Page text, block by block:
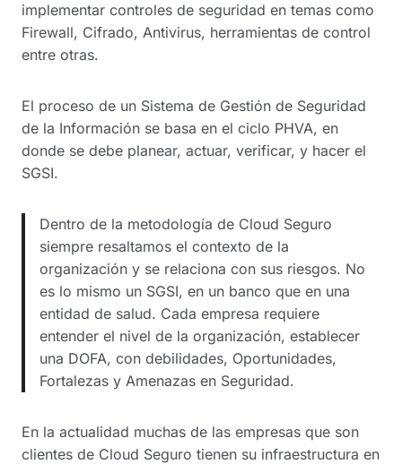
implementar controles de seguridad en temas como
Firewall, Cifrado, Antivirus, herramientas de control
entre otras.
El proceso de un Sistema de Gestión de Seguridad
de la Información se basa en el ciclo PHVA, en
donde se debe planear, actuar, verificar, y hacer el
SGSI.
Dentro de la metodología de Cloud Seguro
siempre resaltamos el contexto de la
organización y se relaciona con sus riesgos. No
es lo mismo un SGSI, en un banco que en una
entidad de salud. Cada empresa requiere
entender el nivel de la organización, establecer
una DOFA, con debilidades, Oportunidades,
Fortalezas y Amenazas en Seguridad.
En la actualidad muchas de las empresas que son
clientes de Cloud Seguro tienen su infraestructura en